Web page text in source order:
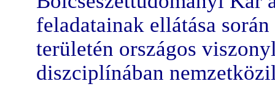
feladatainak ellátása
területén országos
diszciplínában